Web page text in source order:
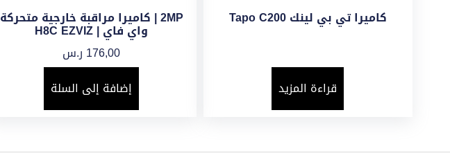
كاميرا تي بي لينك Tapo C200
قراءة المزيد
2MP | كاميرا مراقبة خارجية متحركة
واي فاي | H8C EZVIZ
176,00 ر.س
إضافة إلى السلة